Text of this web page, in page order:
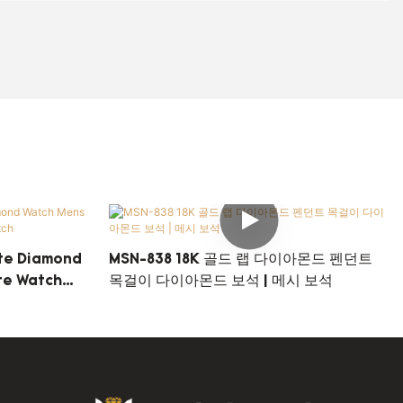
Diamond
Watch
MSN-838 18K 골드 랩 다이아몬드 펜던트
목걸이 다이아몬드 보석 | 메시 보석